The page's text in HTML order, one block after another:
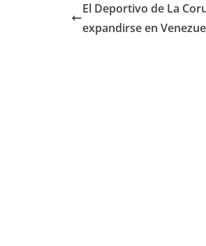
El Deportivo de La
expandirse en